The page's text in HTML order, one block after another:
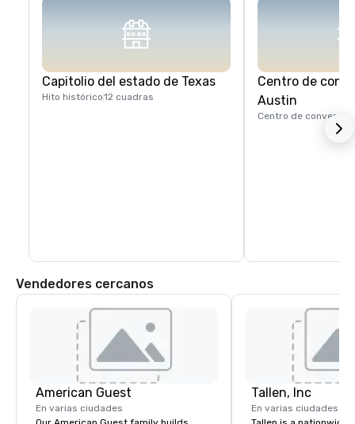
Capitolio del estado de Texas
Hito histórico12 cuadras
Centro de
Austin
Centro de
Vendedores cercanos
American Guest
En varias ciudades
Tallen, Inc
En varias ciudades